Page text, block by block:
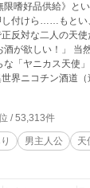
嗜好品供給》と
付けら……もとい
反対な二人の天
が欲しい！」
「ヤニカス天使
ニコチン酒道
思い、何を感じる
/ 53,313件
男主人公 天